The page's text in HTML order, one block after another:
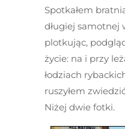
Spotkałem
długiej samotnej
plotkując,
życie: na i przy
łodziach
ruszyłem
Niżej dwie fotki.